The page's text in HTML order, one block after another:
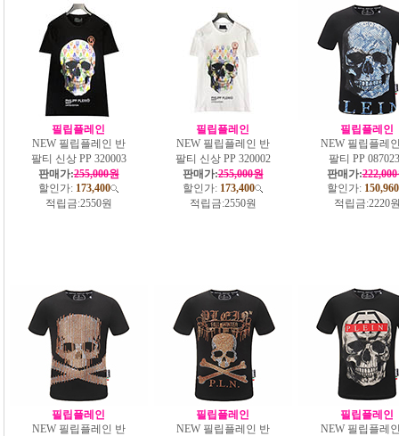
필립플레인
NEW 필립플레인 반
팔티 신상 PP 320003
판매가:255,000원
할인가: 173,400
적립금:2550원
필립플레인
NEW 필립플레인 반
팔티 신상 PP 320002
판매가:255,000원
할인가: 173,400
적립금:2550원
필립플레인
NEW 필립플레
팔티 PP
판매가:
할인가: 150,960
적립금:2220
필립플레인
NEW 필립플레인 반
필립플레인
NEW 필립플레인 반
필립플레인
NEW 필립플레